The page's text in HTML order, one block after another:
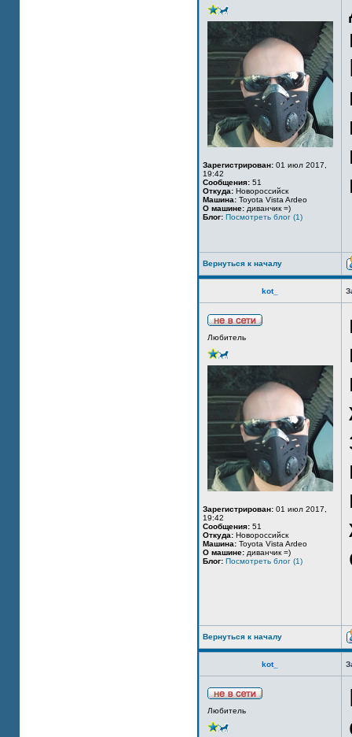
Зарегистрирован: 01 июл 2017,
19:42
Сообщения: 51
Откуда: Новороссийск
Машина: Toyota Vista Ardeo
О машине: диванчик =)
Блог: Посмотреть блог (1)
Вернуться к началу
kot_
Любитель
Зарегистрирован: 01 июл 2017,
19:42
Сообщения: 51
Откуда: Новороссийск
Машина: Toyota Vista Ardeo
О машине: диванчик =)
Блог: Посмотреть блог (1)
Вернуться к началу
kot_
Любитель